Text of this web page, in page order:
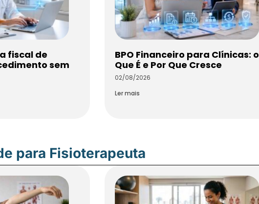
fiscal de
sem
BPO Financeiro para Clínicas: o
Que É e Por Que Cresce
02/08/2026
Ler mais
para Fisioterapeuta